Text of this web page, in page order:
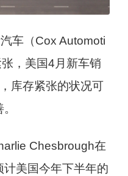
车（Cox Automoti
，美国4月新车销
库存紧张的状况可
Chesbrough在
计美国今年下半年的